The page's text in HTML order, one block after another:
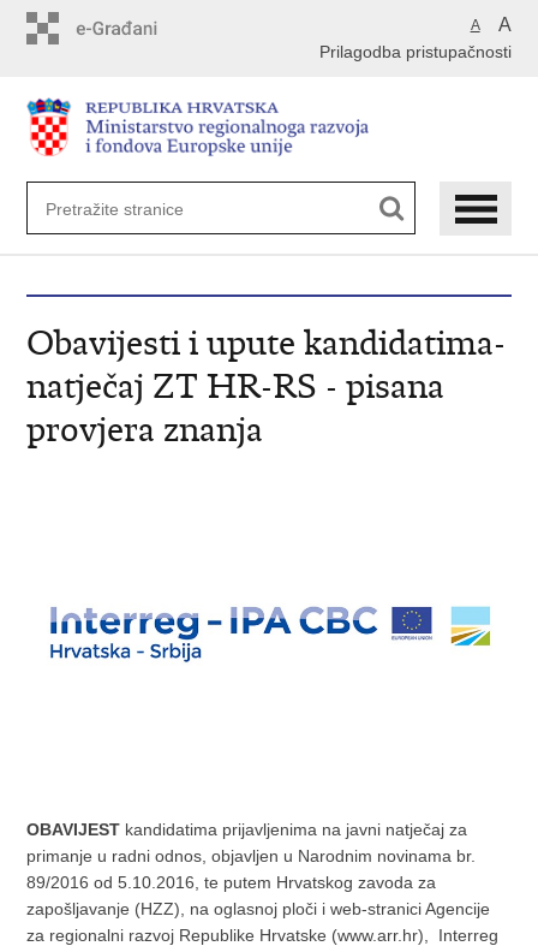
A A
Prilagodba pristupačnosti
Obavijesti i upute kandidatima-
natječaj ZT HR-RS - pisana
provjera znanja
OBAVIJEST kandidatima prijavljenima na javni natječaj za
primanje u radni odnos, objavljen u Narodnim novinama br.
89/2016 od 5.10.2016, te putem Hrvatskog zavoda za
zapošljavanje (HZZ), na oglasnoj ploči i web-stranici Agencije
za regionalni razvoj Republike Hrvatske (www.arr.hr), Interreg